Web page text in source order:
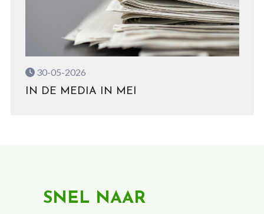
30-05-2026
IN DE MEDIA IN MEI
SNEL NAAR